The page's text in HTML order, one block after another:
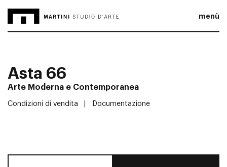
menù
Asta 66
Arte Moderna e Contemporanea
Condizioni di vendita Documentazione